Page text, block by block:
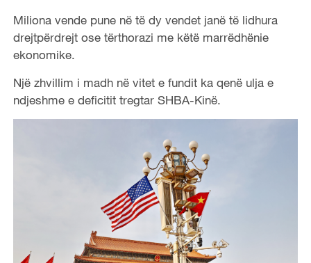
Miliona vende pune në të dy vendet janë të lidhura
drejtpërdrejt ose tërthorazi me këtë marrëdhënie
ekonomike.
Një zhvillim i madh në vitet e fundit ka qenë ulja e
ndjeshme e deficitit tregtar SHBA-Kinë.